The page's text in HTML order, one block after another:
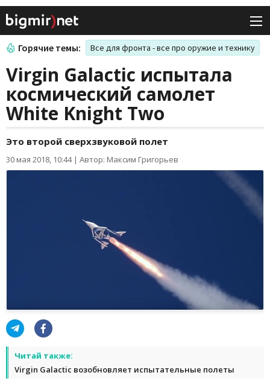
Горячие темы: Все для фронта - все про оружие и технику
Virgin Galactic испытала
космический самолет
White Knight Two
Это второй сверхзвуковой полет
30 мая 2018, 10:44| Автор: Максим Григорьев
Читай также:
Virgin Galactic возобновляет испытательные полеты